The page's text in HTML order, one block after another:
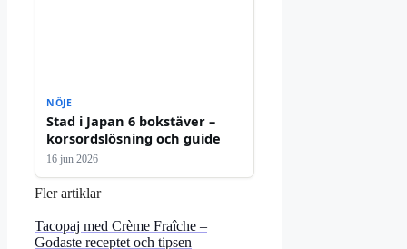
NÖJE
Stad i Japan 6 bokstäver –
korsordslösning och guide
16 jun 2026
Fler artiklar
Tacopaj med Crème Fraîche –
Godaste receptet och tipsen